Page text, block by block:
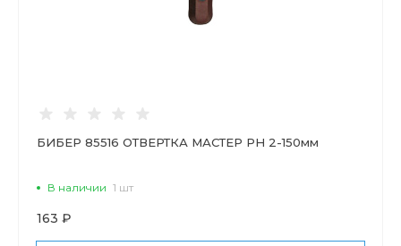
БИБЕР 85516 ОТВЕРТКА МАСТЕР РН 2-150мм
В наличии 1 шт
163 ₽